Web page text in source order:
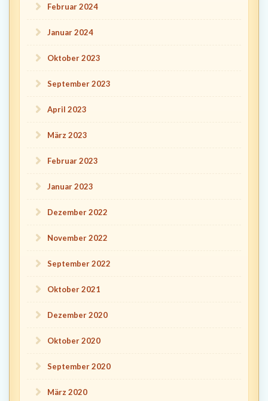
Februar 2024
Januar 2024
Oktober 2023
September 2023
April 2023
März 2023
Februar 2023
Januar 2023
Dezember 2022
November 2022
September 2022
Oktober 2021
Dezember 2020
Oktober 2020
September 2020
März 2020